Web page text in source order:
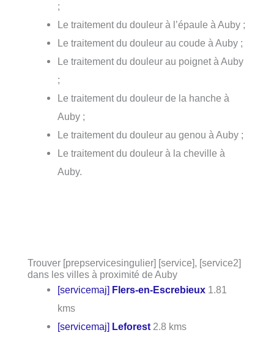
;
Le traitement du douleur à l’épaule à Auby ;
Le traitement du douleur au coude à Auby ;
Le traitement du douleur au poignet à Auby
;
Le traitement du douleur de la hanche à
Auby ;
Le traitement du douleur au genou à Auby ;
Le traitement du douleur à la cheville à
Auby.
Trouver [prepservicesingulier] [service], [service2]
dans les villes à proximité de Auby
[servicemaj] Flers-en-Escrebieux 1.81
kms
[servicemaj] Leforest 2.8 kms